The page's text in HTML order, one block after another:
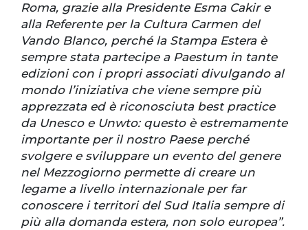
Roma, grazie alla Presidente Esma Cakir e
alla Referente per la Cultura Carmen del
Vando Blanco, perché la Stampa Estera è
sempre stata partecipe a Paestum in tante
edizioni con i propri associati divulgando al
mondo l’iniziativa che viene sempre più
apprezzata ed è riconosciuta best practice
da Unesco e Unwto: questo è estremamente
importante per il nostro Paese perché
svolgere e sviluppare un evento del genere
nel Mezzogiorno permette di creare un
legame a livello internazionale per far
conoscere i territori del Sud Italia sempre di
più alla domanda estera, non solo europea”.